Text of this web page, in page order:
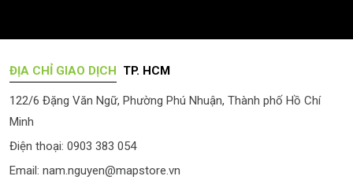
ĐỊA CHỈ GIAO DỊCH TP. HCM
122/6 Đặng Văn Ngữ, Phường Phú Nhuận, Thành phố Hồ Chí
Minh
Điện thoại: 0903 383 054
Email: nam.nguyen@mapstore.vn